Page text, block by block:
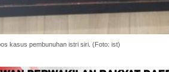
kasus pembunuhan istri siri. (Foto: ist)